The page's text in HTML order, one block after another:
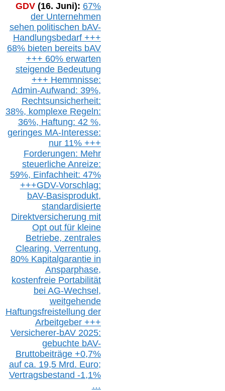
GDV (16. Juni): 67%
der Unternehmen
sehen politischen bAV-
Handlungsbedarf +++
68% bieten bereits bAV
+++ 60% erwarten
steigende Bedeutung
+++ Hemmnisse:
Admin-Aufwand: 39%,
Rechtsunsicherheit:
38%, komplexe Regeln:
36%, Haftung: 42 %,
geringes MA-Interesse:
nur 11% +++
Forderungen: Mehr
steuerliche Anreize:
59%, Einfachheit: 47%
+++GDV-Vorschlag:
bAV-Basisprodukt,
standardisierte
Direktversicherung mit
Opt outfür kleine
Betriebe, zentrales
Clearing, Verrentung,
80% Kapitalgarantie in
Ansparphase,
kostenfreie Portabilität
bei AG-Wechsel,
weitgehende
Haftungsfreistellung der
Arbeitgeber +++
Versicherer-bAV2025:
gebuchte bAV-
Bruttobeiträge +0,7%
auf ca. 19,5 Mrd. Euro;
Vertragsbestand -1,1%
…